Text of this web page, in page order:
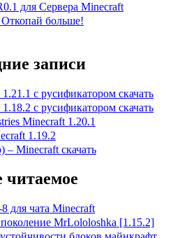
для Сервера Minecraft
больше!
записи
с русификатором скачать
с русификатором скачать
Minecraft 1.20.1
1.19.2
– Minecraft скачать
читаемое
для чата Minecraft
MrLololoshka [1.15.2]